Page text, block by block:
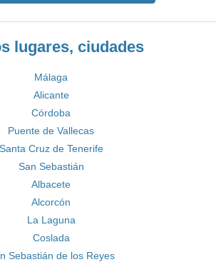
lugares, ciudades
Málaga
Alicante
Córdoba
Puente de Vallecas
Santa Cruz de Tenerife
San Sebastián
Albacete
Alcorcón
La Laguna
Coslada
Sebastián de los Reyes